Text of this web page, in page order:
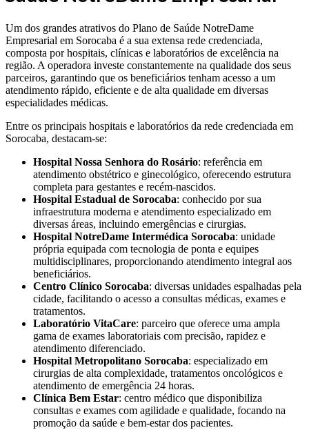
Um dos grandes atrativos do Plano de Saúde NotreDame
Empresarial em Sorocaba é a sua extensa rede credenciada,
composta por hospitais, clínicas e laboratórios de excelência na
região. A operadora investe constantemente na qualidade dos seus
parceiros, garantindo que os beneficiários tenham acesso a um
atendimento rápido, eficiente e de alta qualidade em diversas
especialidades médicas.
Entre os principais hospitais e laboratórios da rede credenciada em
Sorocaba, destacam-se:
Hospital Nossa Senhora do Rosário: referência em
atendimento obstétrico e ginecológico, oferecendo estrutura
completa para gestantes e recém-nascidos.
Hospital Estadual de Sorocaba: conhecido por sua
infraestrutura moderna e atendimento especializado em
diversas áreas, incluindo emergências e cirurgias.
Hospital NotreDame Intermédica Sorocaba: unidade
própria equipada com tecnologia de ponta e equipes
multidisciplinares, proporcionando atendimento integral aos
beneficiários.
Centro Clínico Sorocaba: diversas unidades espalhadas pela
cidade, facilitando o acesso a consultas médicas, exames e
tratamentos.
Laboratório VitaCare: parceiro que oferece uma ampla
gama de exames laboratoriais com precisão, rapidez e
atendimento diferenciado.
Hospital Metropolitano Sorocaba: especializado em
cirurgias de alta complexidade, tratamentos oncológicos e
atendimento de emergência 24 horas.
Clínica Bem Estar: centro médico que disponibiliza
consultas e exames com agilidade e qualidade, focando na
promoção da saúde e bem-estar dos pacientes.